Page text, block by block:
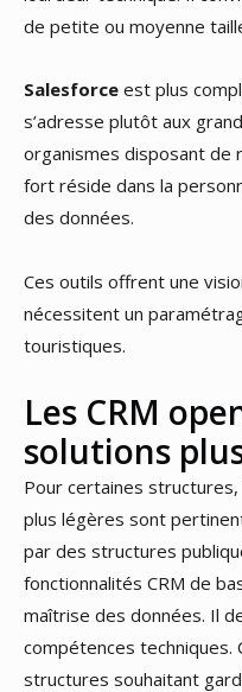
de petite ou moyenne
Salesforce est plus
s’adresse plutôt aux
organismes disposant de
fort réside dans la
des données.
Ces outils offrent une
nécessitent un
touristiques.
Les CRM
solutions
Pour certaines
plus légères sont
par des structures
fonctionnalités CRM de
maîtrise des données. Il
compétences techniques.
structures souhaitant